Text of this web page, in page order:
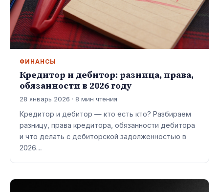
ФИНАНСЫ
Кредитор и дебитор: разница, права,
обязанности в 2026 году
28 январь 2026 · 8 мин чтения
Кредитор и дебитор — кто есть кто? Разбираем
разницу, права кредитора, обязанности дебитора
и что делать с дебиторской задолженностью в
2026…